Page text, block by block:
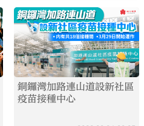
銅鑼灣加路連山道設新社區
疫苗接種中心